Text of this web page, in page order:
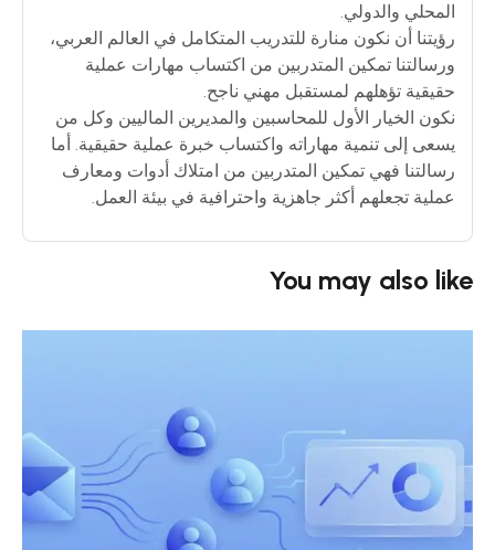
المحلي والدولي.
رؤيتنا أن نكون منارة للتدريب المتكامل في العالم العربي،
ورسالتنا تمكين المتدربين من اكتساب مهارات عملية
حقيقية تؤهلهم لمستقبل مهني ناجح.
نكون الخيار الأول للمحاسبين والمديرين الماليين وكل من
يسعى إلى تنمية مهاراته واكتساب خبرة عملية حقيقية. أما
رسالتنا فهي تمكين المتدربين من امتلاك أدوات ومعارف
عملية تجعلهم أكثر جاهزية واحترافية في بيئة العمل.
You may also like